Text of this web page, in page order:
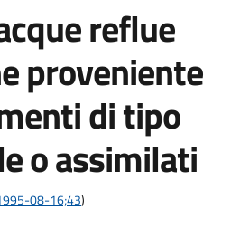
reflue
proveniente
di tipo
o assimilati
08-16;43)